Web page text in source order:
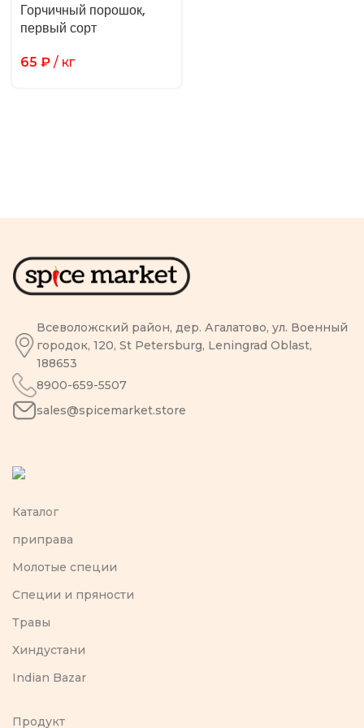
Горчичный порошок,
первый сорт
65 ₽ / кг
Всеволожский район, дер. Агалатово, ул. Военный
городок, 120, St Petersburg, Leningrad Oblast,
188653
8900-659-5507
sales@spicemarket.store
Каталог
приправа
Молотые специи
Специи и пряности
Травы
Хиндустани
Indian Bazar
Продукт